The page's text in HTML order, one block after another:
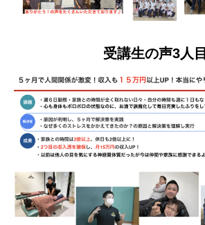
受講生の声3人目